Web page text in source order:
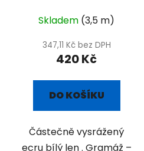
Skladem (3,5 m)
347,11 Kč bez DPH
420 Kč
DO KOŠÍKU
Částečně vysrážený
ecru bílý len . Gramáž –